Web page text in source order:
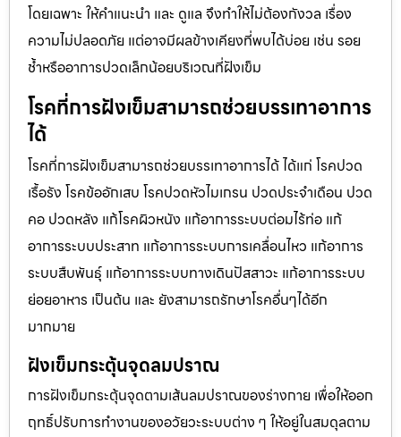
โดยเฉพาะ ให้คำแนะนำ และ ดูแล จึงทำให้ไม่ต้องกังวล เรื่อง
ความไม่ปลอดภัย แต่อาจมีผลข้างเคียงที่พบได้บ่อย เช่น รอย
ช้ำหรืออาการปวดเล็กน้อยบริเวณที่ฝังเข็ม
โรคที่การฝังเข็มสามารถช่วยบรรเทาอาการ
ได้
โรคที่การฝังเข็มสามารถช่วยบรรเทาอาการได้ ได้แก่ โรคปวด
เรื้อรัง โรคข้ออักเสบ โรคปวดหัวไมเกรน ปวดประจําเดือน ปวด
คอ ปวดหลัง แก้โรคผิวหนัง แก้อาการระบบต่อมไร้ท่อ แก้
อาการระบบประสาท แก้อาการระบบการเคลื่อนไหว แก้อาการ
ระบบสืบพันธุ์ แก้อาการระบบทางเดินปัสสาวะ แก้อาการระบบ
ย่อยอาหาร เป็นต้น และ ยังสามารถรักษาโรคอื่นๆได้อีก
มากมาย
ฝังเข็มกระตุ้นจุดลมปราณ
การฝังเข็มกระตุ้นจุดตามเส้นลมปราณของร่างกาย เพื่อให้ออก
ฤทธิ์ปรับการทำงานของอวัยวะระบบต่าง ๆ ให้อยู่ในสมดุลตาม